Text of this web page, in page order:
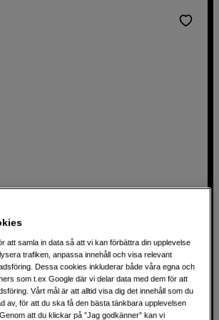
med hög skanningsupplösning
V39II
4800x4800 dpi
A4-storlek
direkt
att samla in data så att vi kan förbättra din upplevelse
trafiken, anpassa innehåll och visa relevant
Dessa cookies inkluderar både våra egna och
som t.ex Google där vi delar data med dem för att
Vårt mål är att alltid visa dig det innehåll som du
av, för att du ska få den bästa tänkbara upplevelsen
att du klickar på ”Jag godkänner” kan vi